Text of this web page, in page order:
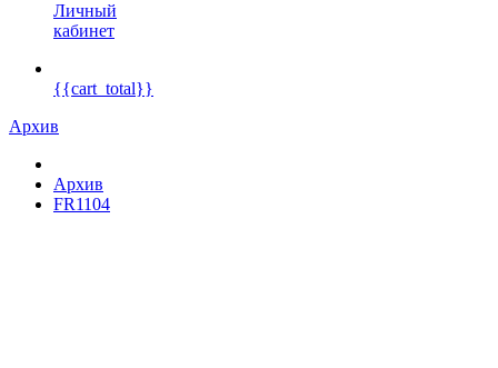
Личный
кабинет
{{cart_total}}
Архив
Архив
FR1104